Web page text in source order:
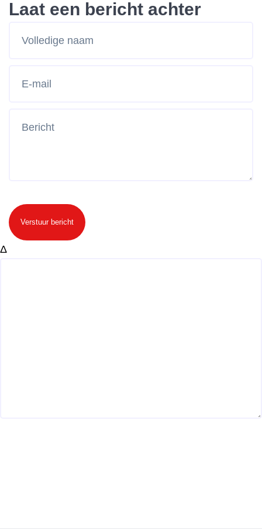
Laat een bericht achter
Verstuur bericht
Δ